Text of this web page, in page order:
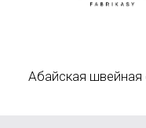
Абайская швейная